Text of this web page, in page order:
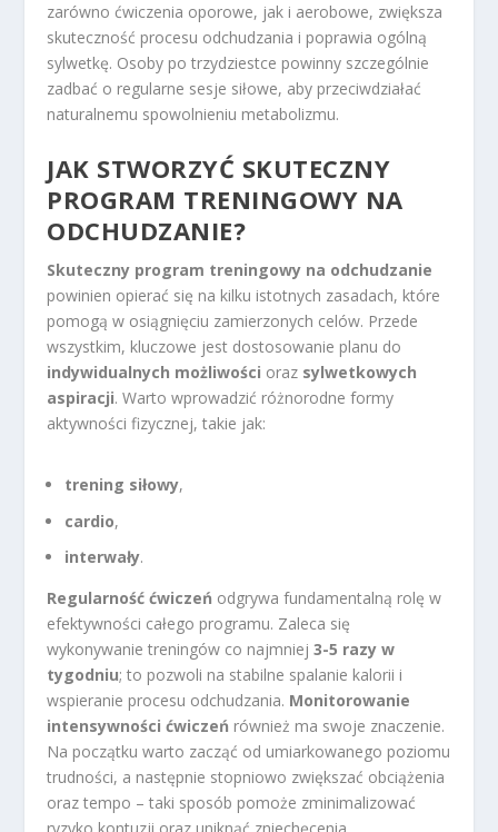
zarówno ćwiczenia oporowe, jak i aerobowe, zwiększa
skuteczność procesu odchudzania i poprawia ogólną
sylwetkę. Osoby po trzydziestce powinny szczególnie
zadbać o regularne sesje siłowe, aby przeciwdziałać
naturalnemu spowolnieniu metabolizmu.
JAK STWORZYĆ SKUTECZNY
PROGRAM TRENINGOWY NA
ODCHUDZANIE?
Skuteczny program treningowy na odchudzanie
powinien opierać się na kilku istotnych zasadach, które
pomogą w osiągnięciu zamierzonych celów. Przede
wszystkim, kluczowe jest dostosowanie planu do
indywidualnych możliwości oraz sylwetkowych
aspiracji. Warto wprowadzić różnorodne formy
aktywności fizycznej, takie jak:
trening siłowy,
cardio,
interwały.
Regularność ćwiczeń odgrywa fundamentalną rolę w
efektywności całego programu. Zaleca się
wykonywanie treningów co najmniej3-5 razy w
tygodniu; to pozwoli na stabilne spalanie kalorii i
wspieranie procesu odchudzania. Monitorowanie
intensywności ćwiczeń również ma swoje znaczenie.
Na początku warto zacząć od umiarkowanego poziomu
trudności, a następnie stopniowo zwiększać obciążenia
oraz tempo – taki sposób pomoże zminimalizować